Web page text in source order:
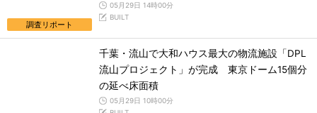
調査リポート
05月29日 14時00分
BUILT
千葉・流山で大和ハウス最大の物流施設「DPL
流山プロジェクト」が完成 東京ドーム15個分
の延べ床面積
05月29日 10時00分